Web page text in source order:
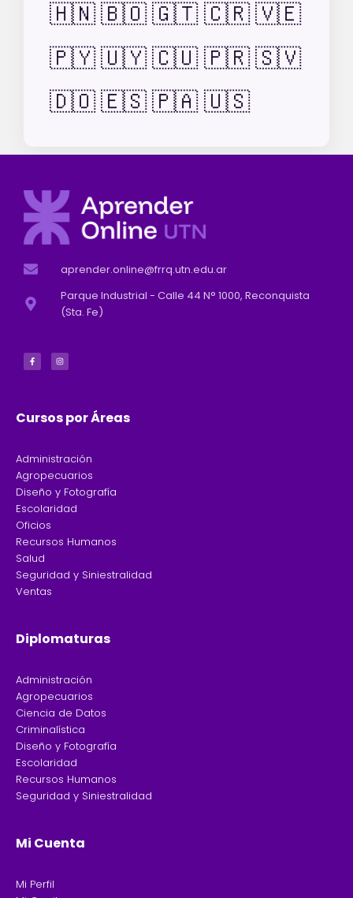
🇭🇳 🇧🇴 🇬🇹 🇨🇷 🇻🇪
🇵🇾 🇺🇾 🇨🇺 🇵🇷 🇸🇻
🇩🇴 🇪🇸 🇵🇦 🇺🇸
aprender.online@frrq.utn.edu.ar
Parque Industrial - Calle 44 N° 1000, Reconquista
(Sta. Fe)
c
e
b
s
t
a
Cursos por Áreas
Administración
Agropecuarios
Diseño y Fotografía
Escolaridad
Oficios
Recursos Humanos
Salud
Seguridad y Siniestralidad
Ventas
Diplomaturas
Administración
Agropecuarios
Ciencia de Datos
Criminalística
Diseño y Fotografía
Escolaridad
Recursos Humanos
Seguridad y Siniestralidad
Mi Cuenta
Mi Perfil